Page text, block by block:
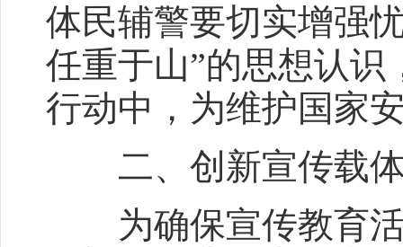
体民辅警要切实增强
任重于山”的思想认
行动中，为维护国家
二、创新宣传载体
为确保宣传教育活